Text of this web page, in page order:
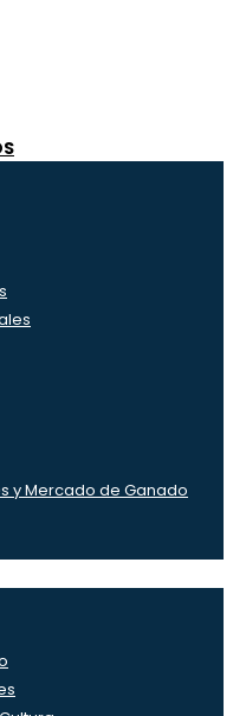
y Mercado de Ganado